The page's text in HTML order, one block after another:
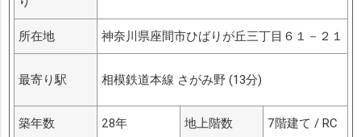
所在地 神奈川県座間市ひばりが丘三丁目６１－２１
最寄り駅 相模鉄道本線 さがみ野 (13分)
築年数 28年 地上階数 7階建て / RC